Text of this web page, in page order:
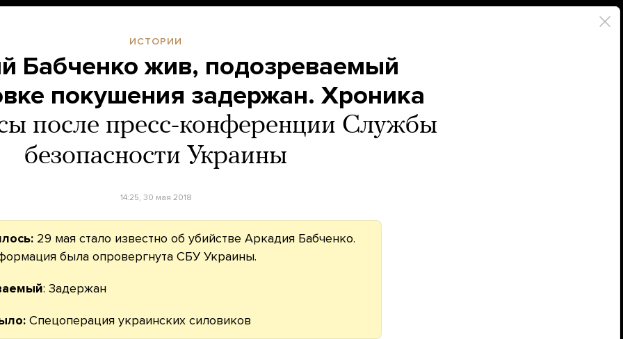
ИСТОРИИ
Бабченко жив, подозреваемый
покушения задержан. Хроника
после пресс-конференции Службы
безопасности Украины
14:25, 30 мая 2018
29 мая стало известно об убийстве Аркадия Бабченко.
была опровергнута СБУ Украины.
: Задержан
Спецоперация украинских силовиков